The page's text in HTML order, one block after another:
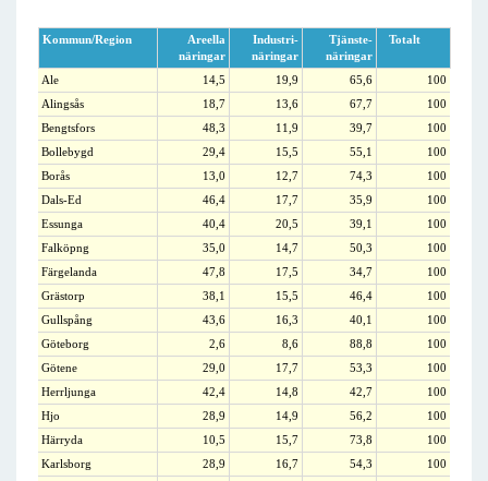
Kommun/Region
Areella
näringar
Industri-
näringar
Tjänste-
näringar
Totalt
Ale 14,5 19,9 65,6
100
Alingsås
18,7 13,6 67,7
100
Bengtsfors
48,3 11,9 39,7
100
Bollebygd
29,4 15,5 55,1
100
Borås
13,0 12,7 74,3
100
Dals-Ed
46,4 17,7 35,9
100
Essunga
40,4 20,5 39,1
100
Falköpng
35,0 14,7 50,3
100
Färgelanda
47,8 17,5 34,7
100
Grästorp
38,1 15,5 46,4
100
Gullspång
43,6 16,3 40,1
100
Göteborg
2,6 8,6 88,8
100
Götene
29,0 17,7 53,3
100
Herrljunga
42,4 14,8 42,7
100
Hjo
28,9 14,9 56,2
100
Härryda
10,5 15,7 73,8
100
Karlsborg
28,9 16,7 54,3
100